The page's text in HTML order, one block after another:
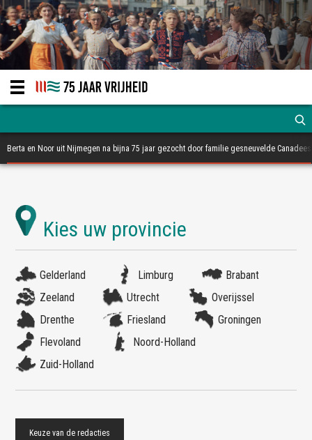
Berta en Noor uit Nijmegen na bijna 75 jaar gezocht door familie gesneuvelde Canadees
Gelderland Limburg
Brabant
Zeeland
Utrecht
Overijssel
Drenthe
Friesland
Groningen
Flevoland
Noord-Holland
Zuid-Holland